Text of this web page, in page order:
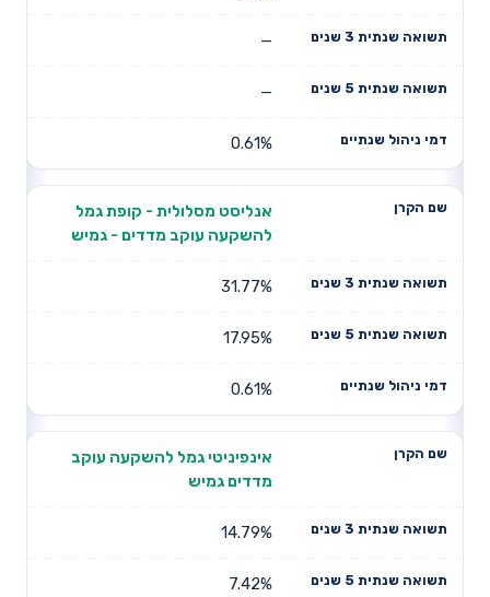
—
—
0.61%
אנליסט מסלולית - קופת גמל
להשקעה עוקב מדדים - גמיש
31.77%
17.95%
0.61%
אינפיניטי גמל להשקעה עוקב
מדדים גמיש
14.79%
7.42%